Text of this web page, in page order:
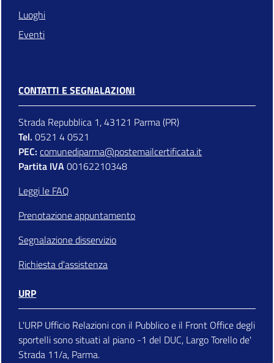
Luoghi
Eventi
CONTATTI E SEGNALAZIONI
Strada Repubblica 1, 43121 Parma (PR)
Tel. 0521 4 0521
PEC: comunediparma@postemailcertificata.it
Partita IVA00162210348
Leggi le FAQ
Prenotazione appuntamento
Segnalazione disservizio
Richiesta d'assistenza
URP
L'URP Ufficio Relazioni con il Pubblico e il Front Office degli
sportelli sono situati al piano -1 del DUC, Largo Torello de'
Strada 11/a, Parma.